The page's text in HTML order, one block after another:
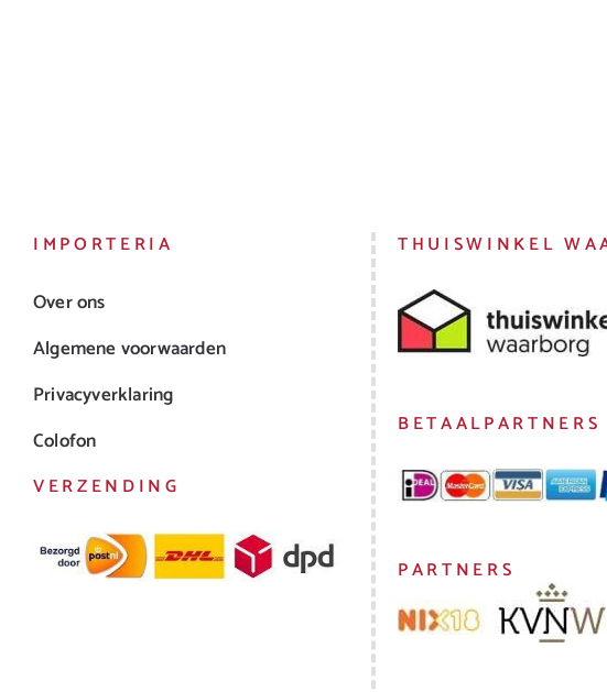
IMPORTERIA
Over ons
Algemene voorwaarden
Privacyverklaring
Colofon
VERZENDING
THUISWINKEL
BETAALPARTNERS
PARTNERS